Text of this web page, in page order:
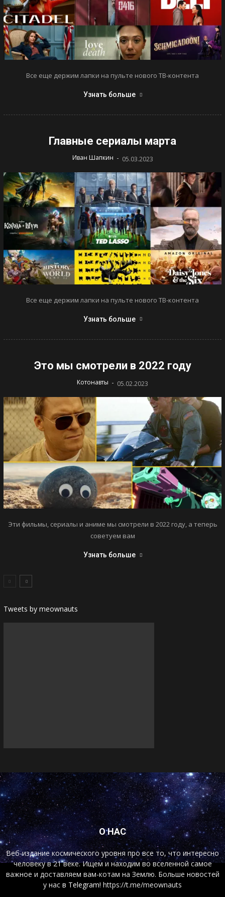
Все еще держим лапки на пульте нового ТВ-контента
Узнать больше
Главные сериалы марта
Иван Шапкин - 05.03.2023
Все еще держим лапки на пульте нового ТВ-контента
Узнать больше
Это мы смотрели в 2022 году
Котонавты - 05.02.2023
Эти фильмы, сериалы и аниме мы смотрели в 2022 году, а теперь
советуем вам
Узнать больше
Tweets by meownauts
О НАС
Веб-издание космического уровня про все то, что интересно
человеку в 21 веке. Ищем и находим во вселенной самое
важное и доставляем вам-котам на Землю. Больше новостей
у нас в Telegram! https://t.me/meownauts